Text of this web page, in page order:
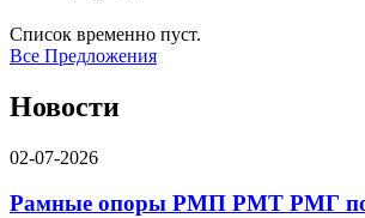
Список временно пуст.
Все Предложения
Новости
02-07-2026
Рамные опоры РМП РМТ РМГ по